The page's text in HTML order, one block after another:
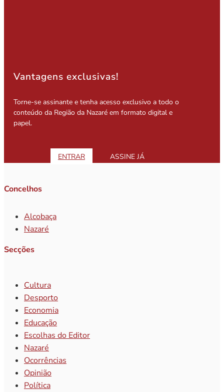
Vantagens exclusivas!
Torne-se assinante e tenha acesso exclusivo a todo o
conteúdo da Região da Nazaré em formato digital e
papel.
ENTRAR ASSINE JÁ
Concelhos
Alcobaça
Nazaré
Secções
Cultura
Desporto
Economia
Educação
Escolhas do Editor
Nazaré
Ocorrências
Opinião
Política